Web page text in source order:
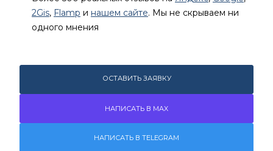
2Gis, Flamp и нашем сайте. Мы не скрываем ни
одного мнения
ОСТАВИТЬ ЗАЯВКУ
НАПИСАТЬ В MAX
НАПИСАТЬ В TELEGRAM